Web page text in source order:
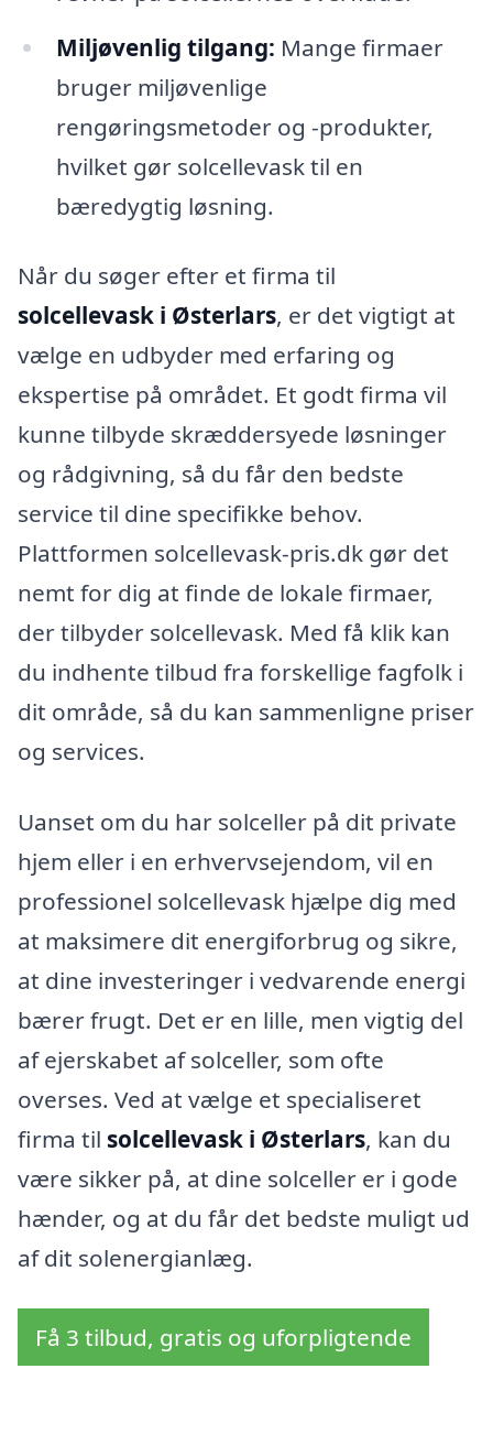
Miljøvenlig tilgang: Mange firmaer
bruger miljøvenlige
rengøringsmetoder og -produkter,
hvilket gør solcellevask til en
bæredygtig løsning.
Når du søger efter et firma til
solcellevask i Østerlars, er det vigtigt at
vælge en udbyder med erfaring og
ekspertise på området. Et godt firma vil
kunne tilbyde skræddersyede løsninger
og rådgivning, så du får den bedste
service til dine specifikke behov.
Plattformen solcellevask-pris.dk gør det
nemt for dig at finde de lokale firmaer,
der tilbyder solcellevask. Med få klik kan
du indhente tilbud fra forskellige fagfolk i
dit område, så du kan sammenligne priser
og services.
Uanset om du har solceller på dit private
hjem eller i en erhvervsejendom, vil en
professionel solcellevask hjælpe dig med
at maksimere dit energiforbrug og sikre,
at dine investeringer i vedvarende energi
bærer frugt. Det er en lille, men vigtig del
af ejerskabet af solceller, som ofte
overses. Ved at vælge et specialiseret
firma til solcellevask i Østerlars, kan du
være sikker på, at dine solceller er i gode
hænder, og at du får det bedste muligt ud
af dit solenergianlæg.
Få 3 tilbud, gratis og uforpligtende